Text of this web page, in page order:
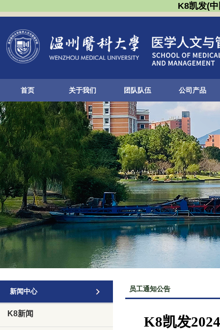
K8凯发(
首页 关于我们 团队队伍 公司产品
新闻中心
K8新闻
员工通知公告
K8凯发